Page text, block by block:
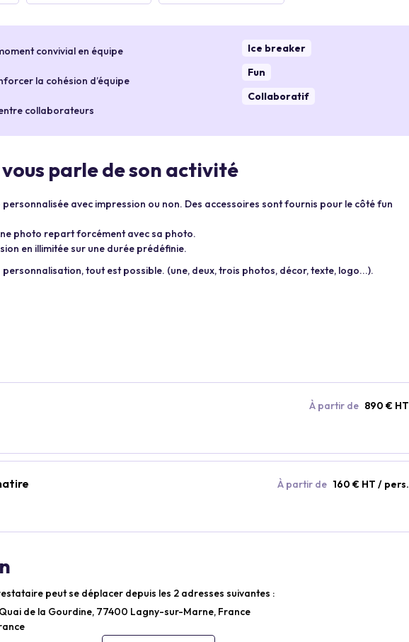
convivial en équipe
la cohésion d’équipe
collaborateurs
Ice breaker
Fun
Collaboratif
parle de son activité
avec impression ou non. Des accessoires sont fournis pour le côté fun
photo repart forcément avec sa photo.
en illimitée sur une durée prédéfinie.
personnalisation, tout est possible. (une, deux, trois photos, décor, texte, logo...).
À partir de 890 € HT
À partir de 160 € HT / pers.
peut se déplacer depuis les 2 adresses suivantes :
de la Gourdine, 77400 Lagny-sur-Marne, France